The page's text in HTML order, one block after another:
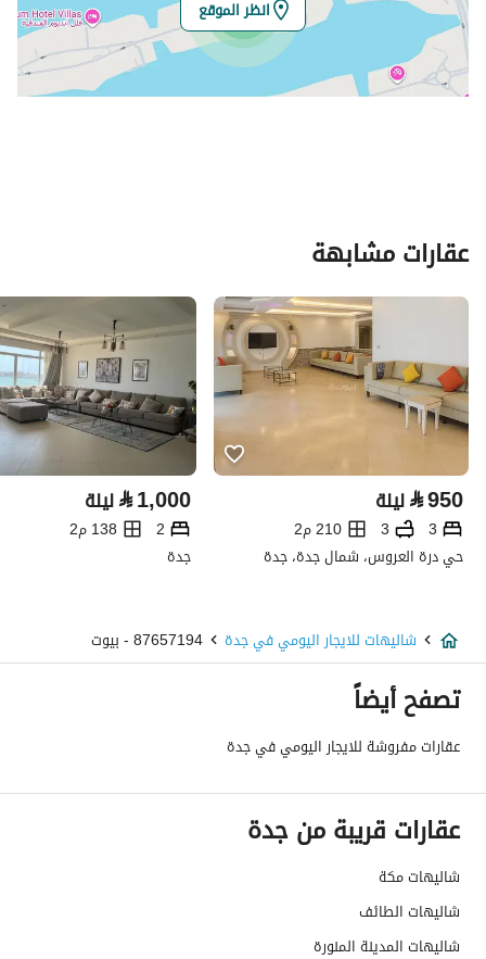
انظر الموقع
عقارات مشابهة
⃁950 ليلة
3
3
210 م2
حي درة العروس، شمال جدة، جدة
⃁1,000 ليلة
2
138 م2
جدة
شاليهات للايجار اليومي في جدة 87657194 - بيوت
تصفح أيضاً
عقارات مفروشة للايجار اليومي في جدة
عقارات قريبة من جدة
شاليهات مكة
شاليهات الطائف
شاليهات المدينة المنورة